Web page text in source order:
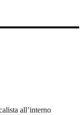
all’interno